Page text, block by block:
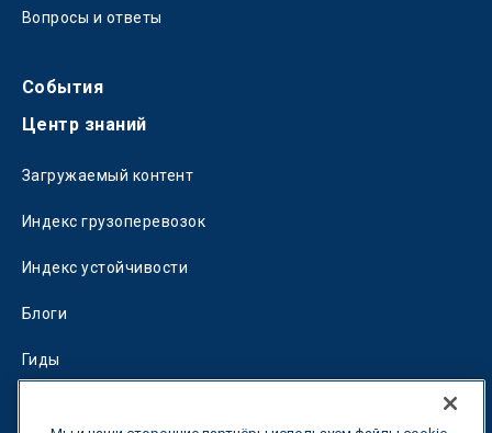
Вопросы и ответы
События
Центр знаний
Загружаемый контент
Индекс грузоперевозок
Индекс устойчивости
Блоги
Гиды